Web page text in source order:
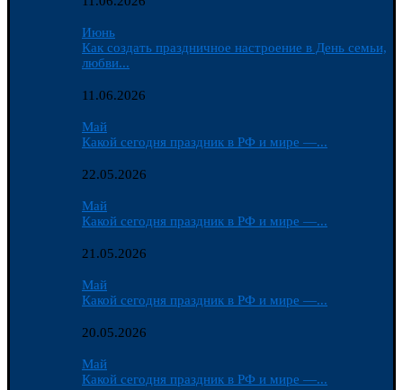
Июнь
Как создать праздничное настроение в День семьи,
любви...
11.06.2026
Май
Какой сегодня праздник в РФ и мире —...
22.05.2026
Май
Какой сегодня праздник в РФ и мире —...
21.05.2026
Май
Какой сегодня праздник в РФ и мире —...
20.05.2026
Май
Какой сегодня праздник в РФ и мире —...